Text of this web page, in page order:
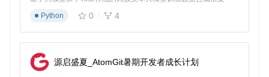
能从会议录音转写文本中自动提取决策点和行动项。
Dify的数据处理流水线展示了从多源数据接入到内容分块的完
整流程，支持文件上传、网页抓取等多种数据源
Python
0 4
源启盛夏_AtomGit暑期开发者成长计划